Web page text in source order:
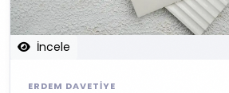
İncele
ERDEM DAVETIYE